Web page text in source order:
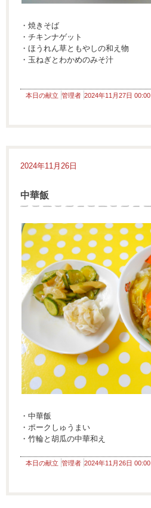
・焼きそば
・チキンナゲット
・ほうれん草ともやしの和え物
・玉ねぎとわかめのみそ汁
本日の献立 管理者 2024年11月27日 00:00
2024年11月26日
中華飯
・中華飯
・ポークしゅうまい
・竹輪と胡瓜の中華和え
本日の献立 管理者 2024年11月26日 00:00